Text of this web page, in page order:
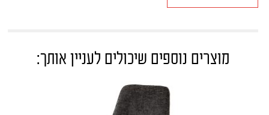
מוצרים נוספים שיכולים לעניין אותך: